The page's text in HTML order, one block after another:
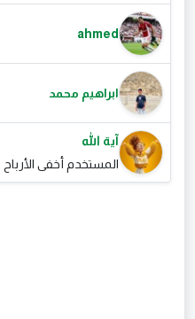
ahmed
ابراهيم محمد
آية الله
المستخدم أخفى الأرباح